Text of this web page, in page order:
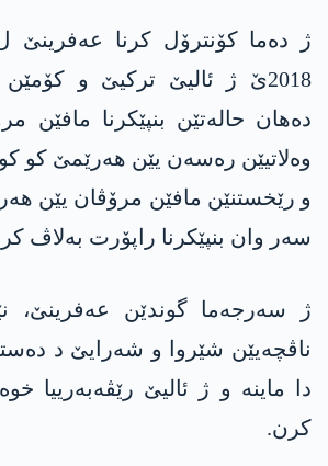
2018ێ ژ ئالیێ ترکیێ و
دەھان حالەتێن بنپێکرنا مافێن
وەلاتیێن رەسەن یێن ھەرێمێ کو
و رێخستنێن مافێن مرۆڤان یێن
سەر وان بنپێکرنا راپۆرت بەلاڤ
ناڤچه‌یێن شێروا و شه‌رایێ د
دا ماینه‌ و ژ ئالیێ رێڤه‌به‌رییا
كرن.